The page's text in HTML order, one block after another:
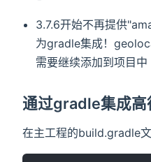
3.7.6开始不再提供
为gradle集成！
需要继续添加到项目中
通过gradle集成高
在主工程的build.gradle